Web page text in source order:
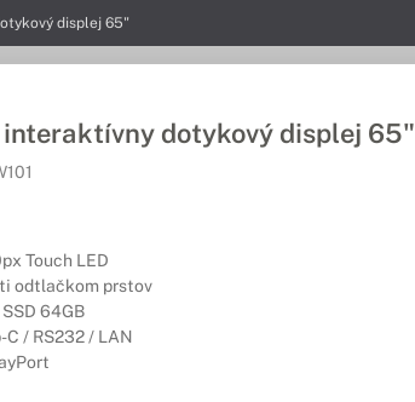
displej 65"
dotykový displej 65"
Touch LED
odtlačkom prstov
64GB
C / RS232 / LAN